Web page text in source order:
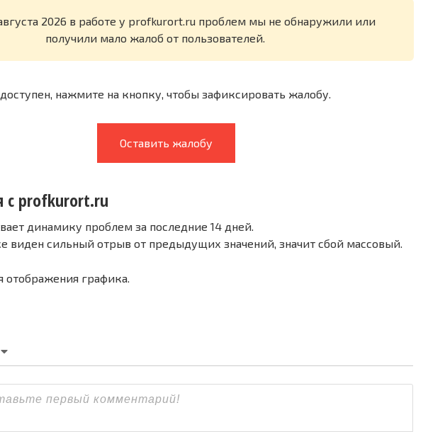
2026 в работе у profkurort.ru проблем мы не обнаружили или
получили мало жалоб от пользователей.
нажмите на кнопку, чтобы зафиксировать жалобу.
Оставить жалобу
с profkurort.ru
динамику проблем за последние 14 дней.
виден сильный отрыв от предыдущих значений, значит сбой массовый.
отображения графика.